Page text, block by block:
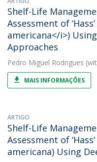
Shelf-Life
Assessment of
americana</i>)
Approaches
Pedro Miguel Rodrigues
MAIS INFORMAÇÕES
ARTIGO
Shelf-Life
Assessment of
americana) Using